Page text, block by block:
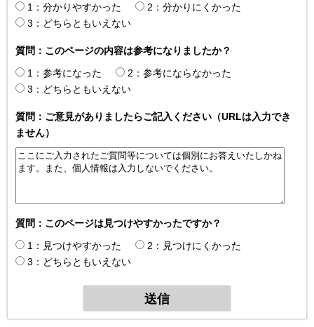
1：分かりやすかった
2：分かりにくかった
3：どちらともいえない
質問：このページの内容は参考になりましたか？
1：参考になった
2：参考にならなかった
3：どちらともいえない
質問：ご意見がありましたらご記入ください（URLは入力でき
ません）
質問：このページは見つけやすかったですか？
1：見つけやすかった
2：見つけにくかった
3：どちらともいえない